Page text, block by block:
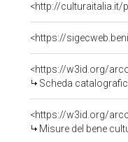
<http://culturaitalia.it/
<https://
<https://w3id.org/
Scheda
<https://w3id.org/
Misure del bene